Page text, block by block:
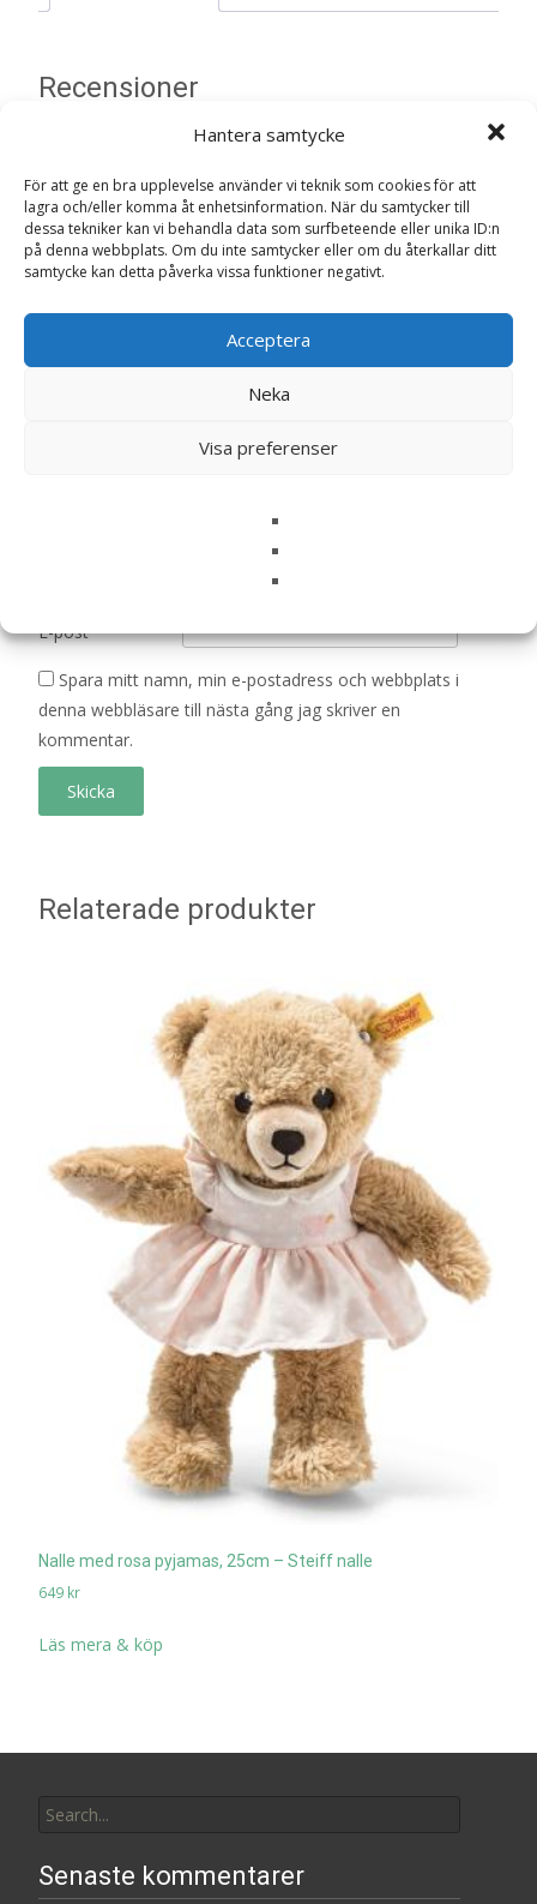
Hantera samtycke
För att ge en bra upplevelse använder vi teknik som cookies för att
lagra och/eller komma åt enhetsinformation. När du samtycker till
dessa tekniker kan vi behandla data som surfbeteende eller unika ID:n
på denna webbplats. Om du inte samtycker eller om du återkallar ditt
samtycke kan detta påverka vissa funktioner negativt.
Acceptera
Neka
Visa preferenser
Recensioner
Bli först med att recensera ”Såpbubblor
Paw Patrol”
Din e-postadress kommer inte publiceras. Obligatoriska fält
E-post*
Spara mitt namn, min e-postadress och webbplats i
denna webbläsare till nästa gång jag skriver en
kommentar.
Relaterade produkter
Nalle med rosa pyjamas, 25cm – Steiff nalle
649 kr
Läs mera & köp
for:
Senaste kommentarer